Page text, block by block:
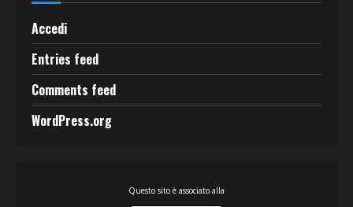
Accedi
Entries feed
Comments feed
WordPress.org
Questo sito è associato alla